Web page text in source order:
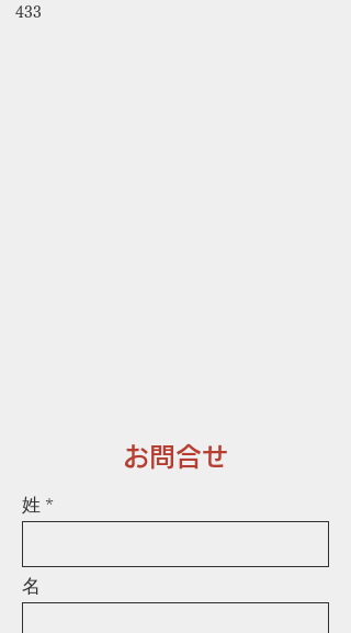
433
​お問合せ
姓
名